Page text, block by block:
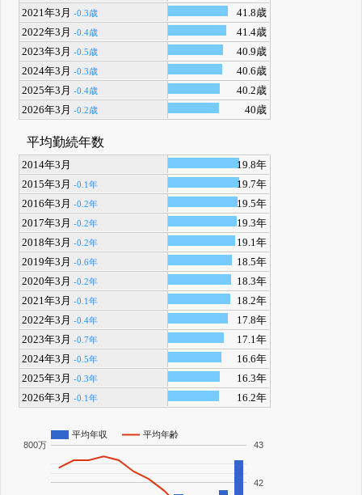
2021年3月-0.3歳
41.8歳
2022年3月-0.4歳
41.4歳
2023年3月-0.5歳
40.9歳
2024年3月-0.3歳
40.6歳
2025年3月-0.4歳
40.2歳
2026年3月-0.2歳 40歳
平均勤続年数
2014年3月
19.8年
2015年3月-0.1年
19.7年
2016年3月-0.2年
19.5年
2017年3月-0.2年
19.3年
2018年3月-0.2年
19.1年
2019年3月-0.6年
18.5年
2020年3月-0.2年
18.3年
2021年3月-0.1年
18.2年
2022年3月-0.4年
17.8年
2023年3月-0.7年
17.1年
2024年3月-0.5年
16.6年
2025年3月-0.3年
16.3年
2026年3月-0.1年 16.2年
平均年収 平均年齢
800万
42
43